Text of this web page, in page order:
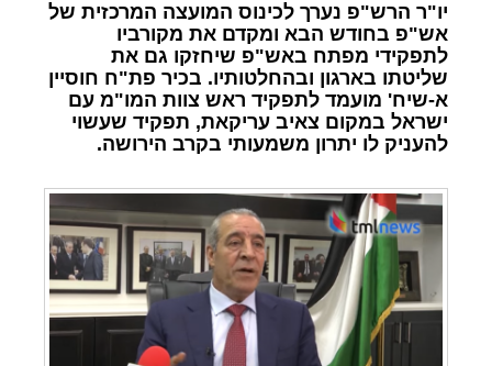
יו"ר הרש"פ נערך לכינוס המועצה המרכזית של
אש"פ בחודש הבא ומקדם את מקורביו
לתפקידי מפתח באש"פ שיחזקו גם את
שליטתו בארגון ובהחלטותיו. בכיר פת"ח חוסיין
א-שיח' מועמד לתפקיד ראש צוות המו"מ עם
ישראל במקום צאיב עריקאת, תפקיד שעשוי
להעניק לו יתרון משמעותי בקרב הירושה.